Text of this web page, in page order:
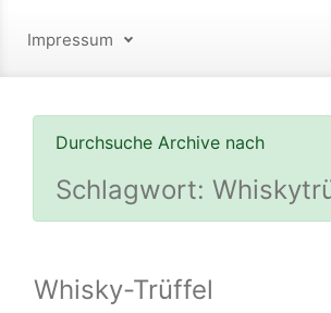
Impressum
Durchsuche Archive nach
Schlagwort:
Whisky-Trüffel